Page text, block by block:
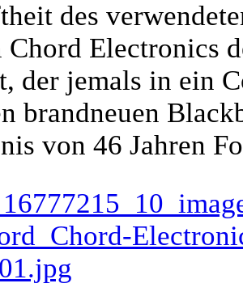
des
Chord Electronics
der jemals in ein
brandneuen
von 46 Jahren